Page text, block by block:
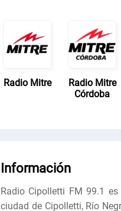
Radio Mitre
Radio Mitre
Córdoba
Información
Radio Cipolletti FM 99.1
ciudad de Cipolletti, Río